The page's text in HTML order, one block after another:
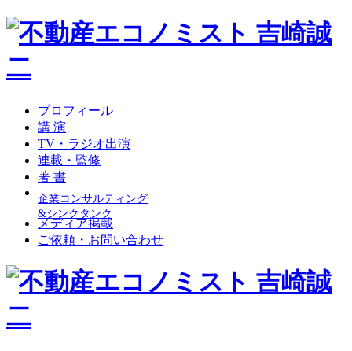
プロフィール
講 演
TV・ラジオ出演
連載・監修
著 書
企業コンサルティング
&シンクタンク
メディア掲載
ご依頼・お問い合わせ